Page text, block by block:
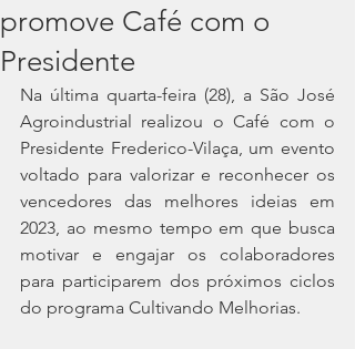
promove Café com o
Presidente
Na última quarta-feira (28), a São José
Agroindustrial realizou o Café com o
Presidente Frederico-Vilaça, um evento
voltado para valorizar e reconhecer os
vencedores das melhores ideias em
2023, ao mesmo tempo em que busca
motivar e engajar os colaboradores
para participarem dos próximos ciclos
do programa Cultivando Melhorias.